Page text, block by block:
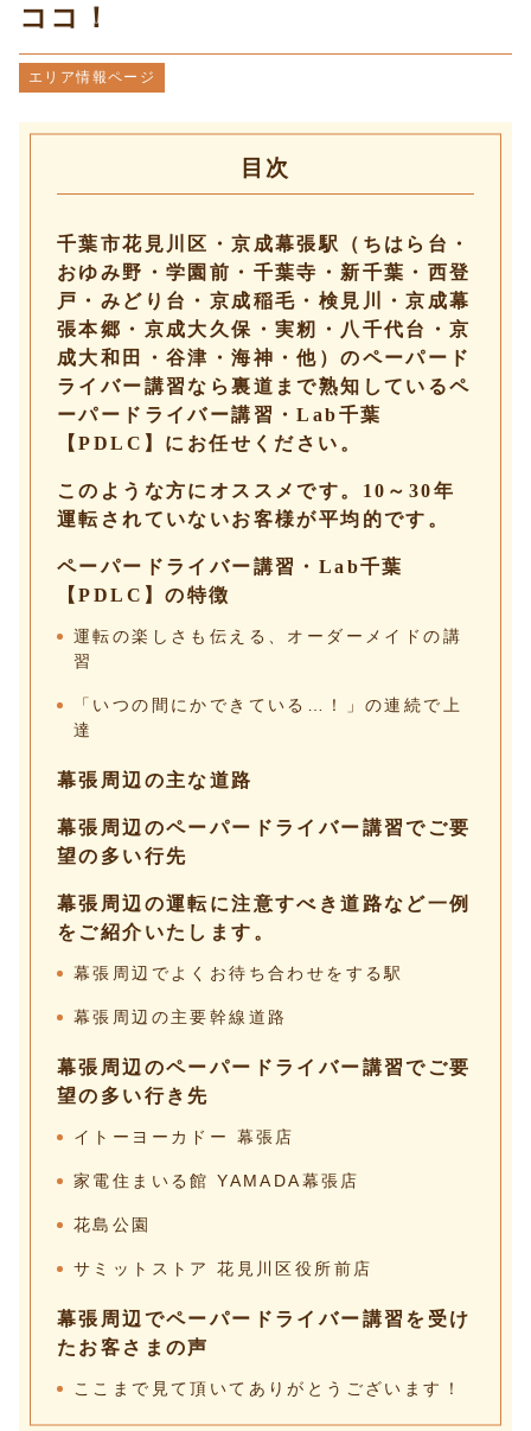
ココ！
エリア情報ページ
目次
千葉市花見川区・京成幕張駅（ちはら台・
おゆみ野・学園前・千葉寺・新千葉・西登
戸・みどり台・京成稲毛・検見川・京成幕
張本郷・京成大久保・実籾・八千代台・京
成大和田・谷津・海神・他）のペーパード
ライバー講習なら裏道まで熟知しているペ
ーパードライバー講習・Lab千葉
【PDLC】にお任せください。
このような方にオススメです。10～30年
運転されていないお客様が平均的です。
ペーパードライバー講習・Lab千葉
【PDLC】の特徴
運転の楽しさも伝える、オーダーメイドの講
習
「いつの間にかできている…！」の連続で上
達
幕張周辺の主な道路
幕張周辺のペーパードライバー講習でご要
望の多い行先
幕張周辺の運転に注意すべき道路など一例
をご紹介いたします。
幕張周辺でよくお待ち合わせをする駅
幕張周辺の主要幹線道路
幕張周辺のペーパードライバー講習でご要
望の多い行き先
イトーヨーカドー 幕張店
家電住まいる館 YAMADA幕張店
花島公園
サミットストア 花見川区役所前店
幕張周辺でペーパードライバー講習を受け
たお客さまの声
ここまで見て頂いてありがとうございます！